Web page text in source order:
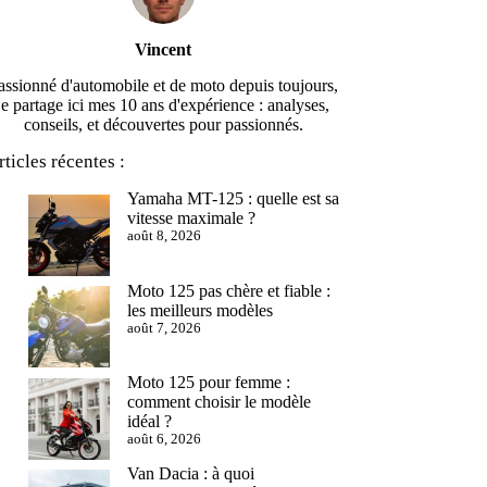
Vincent
d'automobile et de moto depuis toujours,
partage ici mes 10 ans d'expérience : analyses,
conseils, et découvertes pour passionnés.
récentes :
Yamaha MT-125 : quelle est sa
vitesse maximale ?
août 8, 2026
Moto 125 pas chère et fiable :
les meilleurs modèles
août 7, 2026
Moto 125 pour femme :
comment choisir le modèle
idéal ?
août 6, 2026
Van Dacia : à quoi